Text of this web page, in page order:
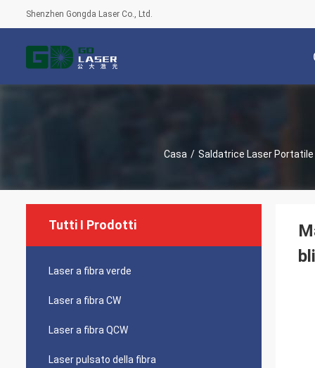
Shenzhen Gongda Laser Co., Ltd.
Casa / Saldatrice Laser Portatile
Tutti I Prodotti
Laser a fibra verde
Laser a fibra CW
Laser a fibra QCW
Laser pulsato della fibra